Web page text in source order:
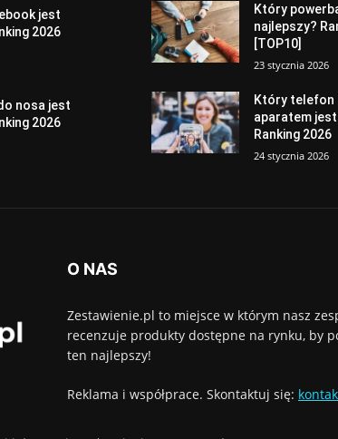
jest
2026
nosa jest
2026
Który
najlepszy?
[TOP10]
23 stycznia 2026
Który telefon
aparatem
Ranking 2026
24 stycznia 2026
O NAS
Zestawienie.pl to miejsce w którym nasz
recenzuje produkty dostępne na rynku, by
ten najlepszy!
Reklama i współprace. Skontaktuj się: